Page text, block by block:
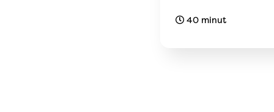
40 minut